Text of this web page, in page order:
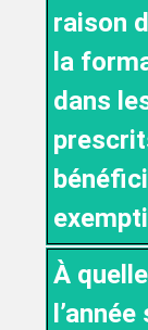
raison
la
dans
À